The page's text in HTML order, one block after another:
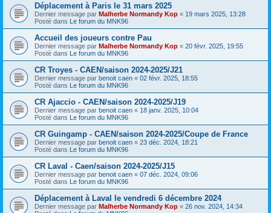
Déplacement à Paris le 31 mars 2025
Dernier message par Malherbe Normandy Kop « 19 mars 2025, 13:28
Posté dans Le forum du MNK96
Accueil des joueurs contre Pau
Dernier message par Malherbe Normandy Kop « 20 févr. 2025, 19:55
Posté dans Le forum du MNK96
CR Troyes - CAEN/saison 2024-2025/J21
Dernier message par benoit caen « 02 févr. 2025, 18:55
Posté dans Le forum du MNK96
CR Ajaccio - CAEN/saison 2024-2025/J19
Dernier message par benoit caen « 18 janv. 2025, 10:04
Posté dans Le forum du MNK96
CR Guingamp - CAEN/saison 2024-2025/Coupe de France
Dernier message par benoit caen « 23 déc. 2024, 18:21
Posté dans Le forum du MNK96
CR Laval - Caen/saison 2024-2025/J15
Dernier message par benoit caen « 07 déc. 2024, 09:06
Posté dans Le forum du MNK96
Déplacement à Laval le vendredi 6 décembre 2024
Dernier message par Malherbe Normandy Kop « 26 nov. 2024, 14:34